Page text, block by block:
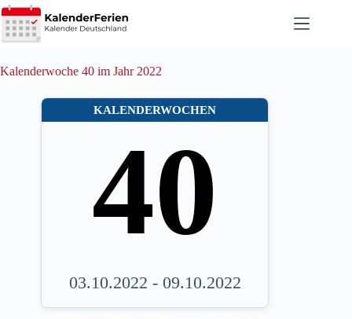
Zum
Inhalt
springen
Kalenderwoche 40 im Jahr 2022
KALENDERWOCHEN
40
03.10.2022 - 09.10.2022